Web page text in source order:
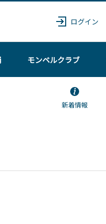
ログイン
モンベルクラブ
新着情報